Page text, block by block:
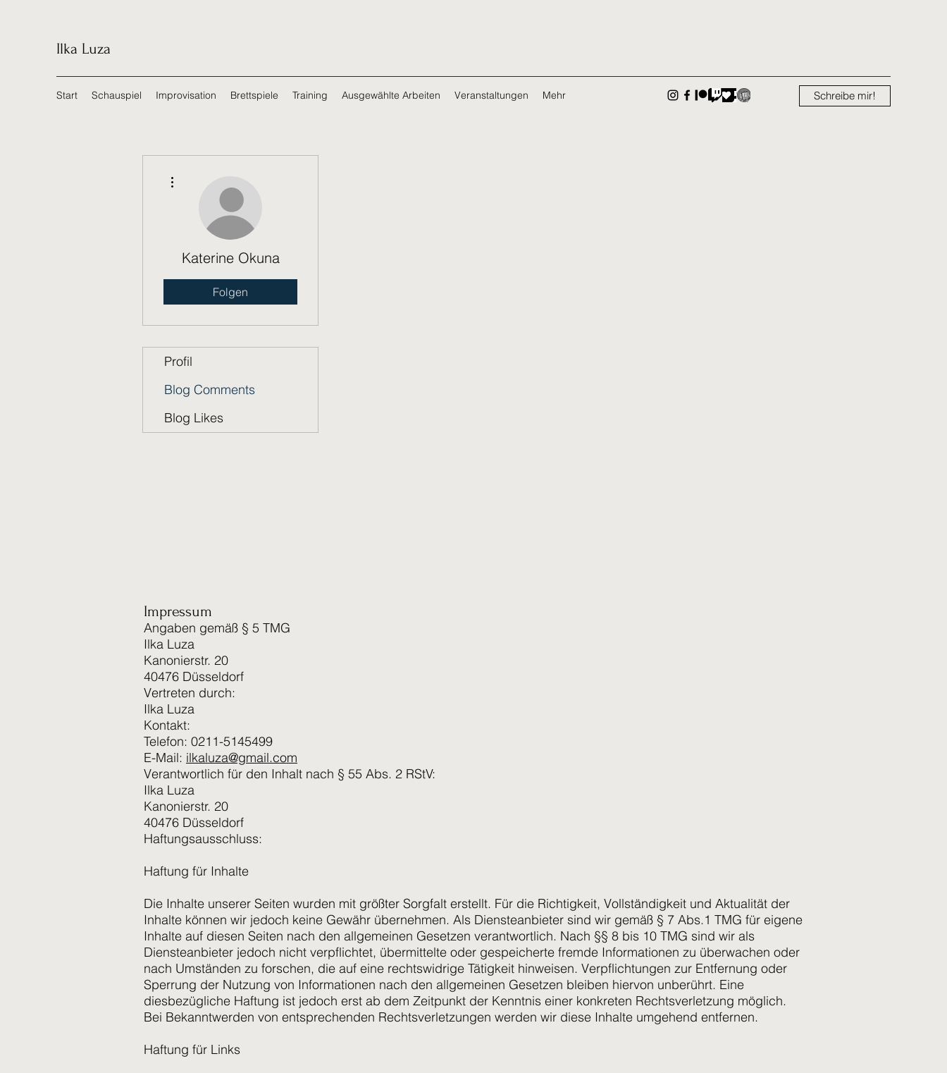
Ilka Luza
Start Schauspiel Improvisation Brettspiele Training Ausgewählte Arbeiten Veranstaltungen Mehr Schreibe mir!
Katerine Okuna
Folgen
Profil
Blog Comments
Blog Likes
Impressum
Angaben gemäß § 5 TMG
Ilka Luza
Kanonierstr. 20
40476 Düsseldorf
Vertreten durch:
Ilka Luza
Kontakt:
Telefon: 0211-5145499
E-Mail: ilkaluza@gmail.com
Verantwortlich für den Inhalt nach § 55 Abs. 2 RStV:
Ilka Luza
Kanonierstr. 20
40476 Düsseldorf
Haftungsausschluss:
Haftung für Inhalte
Die Inhalte unserer Seiten wurden mit größter Sorgfalt erstellt. Für die Richtigkeit, Vollständigkeit und Aktualität der
Inhalte können wir jedoch keine Gewähr übernehmen. Als Diensteanbieter sind wir gemäß § 7 Abs.1 TMG für eigene
Inhalte auf diesen Seiten nach den allgemeinen Gesetzen verantwortlich. Nach §§ 8 bis 10 TMG sind wir als
Diensteanbieter jedoch nicht verpflichtet, übermittelte oder gespeicherte fremde Informationen zu überwachen oder
nach Umständen zu forschen, die auf eine rechtswidrige Tätigkeit hinweisen. Verpflichtungen zur Entfernung oder
Sperrung der Nutzung von Informationen nach den allgemeinen Gesetzen bleiben hiervon unberührt. Eine
diesbezügliche Haftung ist jedoch erst ab dem Zeitpunkt der Kenntnis einer konkreten Rechtsverletzung möglich.
Bei Bekanntwerden von entsprechenden Rechtsverletzungen werden wir diese Inhalte umgehend entfernen.
Haftung für Links